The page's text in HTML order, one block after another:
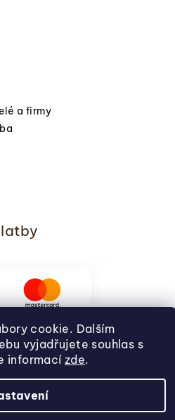
cookie. Dalším
vyjadřujete souhlas s
informací zde.
a firmy
. Všechna práva vyhrazena.